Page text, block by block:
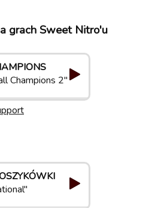
grach Sweet Nitro'u
Champions 2"